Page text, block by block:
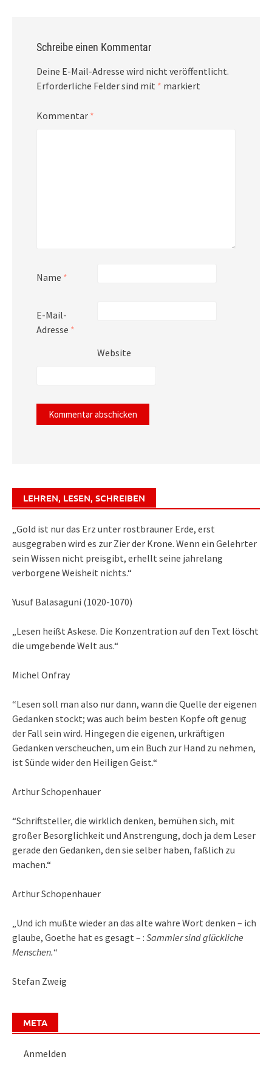
Schreibe einen Kommentar
Deine E-Mail-Adresse wird nicht veröffentlicht.
Erforderliche Felder sind mit * markiert
Kommentar *
Name *
E-Mail-
Adresse *
Website
LEHREN, LESEN, SCHREIBEN
„Gold ist nur das Erz unter rostbrauner Erde, erst
ausgegraben wird es zur Zier der Krone. Wenn ein Gelehrter
sein Wissen nicht preisgibt, erhellt seine jahrelang
verborgene Weisheit nichts.“
Yusuf Balasaguni (1020-1070)
„Lesen heißt Askese. Die Konzentration auf den Text löscht
die umgebende Welt aus.“
Michel Onfray
“Lesen soll man also nur dann, wann die Quelle der eigenen
Gedanken stockt; was auch beim besten Kopfe oft genug
der Fall sein wird. Hingegen die eigenen, urkräftigen
Gedanken verscheuchen, um ein Buch zur Hand zu nehmen,
ist Sünde wider den Heiligen Geist.“
Arthur Schopenhauer
“Schriftsteller, die wirklich denken, bemühen sich, mit
großer Besorglichkeit und Anstrengung, doch ja dem Leser
gerade den Gedanken, den sie selber haben, faßlich zu
machen.“
Arthur Schopenhauer
„Und ich mußte wieder an das alte wahre Wort denken – ich
glaube, Goethe hat es gesagt – : Sammler sind glückliche
Menschen.“
Stefan Zweig
META
Anmelden